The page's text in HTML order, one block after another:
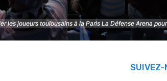
les joueurs toulousains à la Paris La Défense Arena
les joueurs toulousains à la Paris La Défense Arena
SUIVEZ-